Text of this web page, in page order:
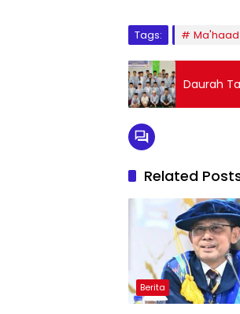
Tags: Ma'haad
Daurah
Related
Berita